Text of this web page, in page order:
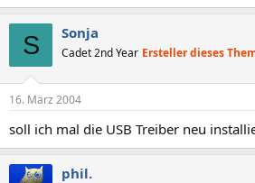
S Sonja
Cadet 2nd Year Ersteller dieses
16. März 2004
soll ich mal die USB Treiber neu
phil.